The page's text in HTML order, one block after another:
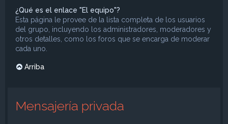
¿Qué es el enlace "El equipo"?
Esta página le provee de la lista completa de los usuarios
del grupo, incluyendo los administradores, moderadores y
otros detalles, como los foros que se encarga de moderar
cada uno.
Arriba
Mensajería privada